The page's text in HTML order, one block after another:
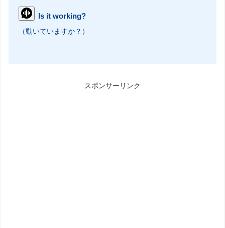
Is it working?
（動いていますか？）
スポンサーリンク